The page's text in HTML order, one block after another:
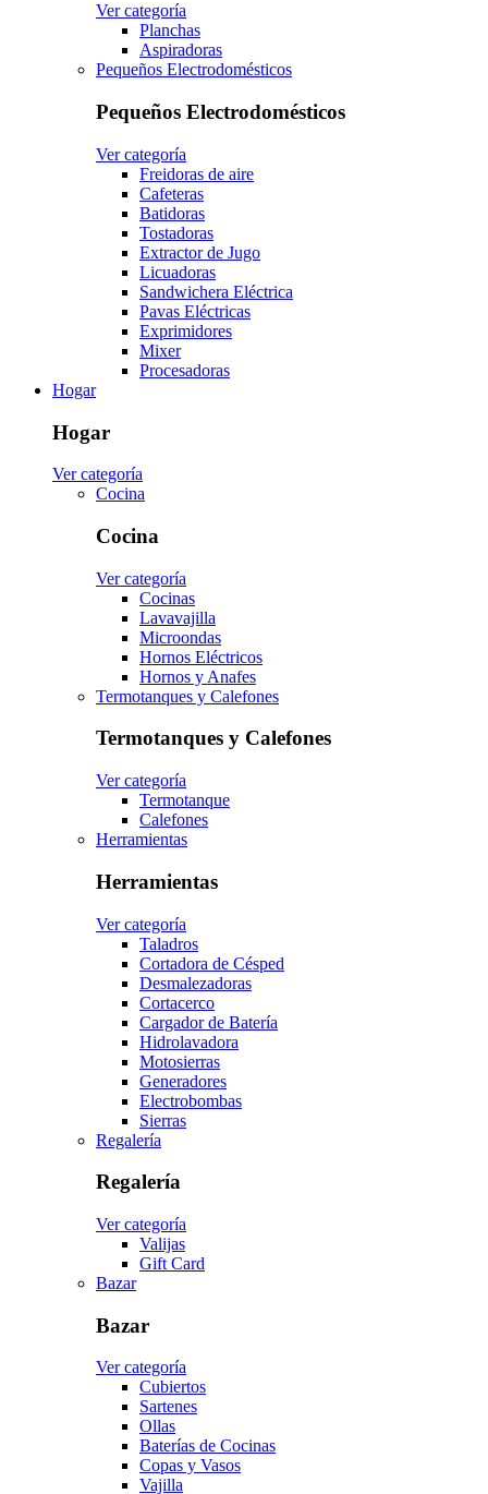
Ver categoría
Planchas
Aspiradoras
Pequeños Electrodomésticos
Pequeños Electrodomésticos
Ver categoría
Freidoras de aire
Cafeteras
Batidoras
Tostadoras
Extractor de Jugo
Licuadoras
Sandwichera Eléctrica
Pavas Eléctricas
Exprimidores
Mixer
Procesadoras
Hogar
Hogar
Ver categoría
Cocina
Cocina
Ver categoría
Cocinas
Lavavajilla
Microondas
Hornos Eléctricos
Hornos y Anafes
Termotanques y Calefones
Termotanques y Calefones
Ver categoría
Termotanque
Calefones
Herramientas
Herramientas
Ver categoría
Taladros
Cortadora de Césped
Desmalezadoras
Cortacerco
Cargador de Batería
Hidrolavadora
Motosierras
Generadores
Electrobombas
Sierras
Regalería
Regalería
Ver categoría
Valijas
Gift Card
Bazar
Bazar
Ver categoría
Cubiertos
Sartenes
Ollas
Baterías de Cocinas
Copas y Vasos
Vajilla